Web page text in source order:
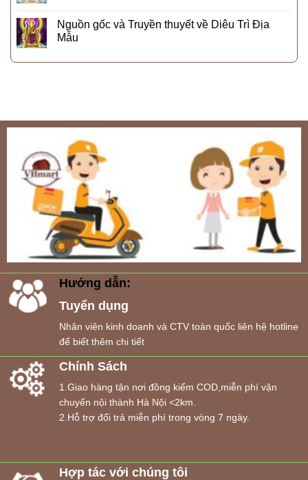
Nguồn gốc và Truyền thuyết về Diêu Trì Địa
Mẫu
Hướng dẫn:
Tuyển dụng
Nhân viên kinh doanh và CTV toàn quốc liên hệ hotline
để biết thêm chi tiết
Chính Sách
1.Giao hàng tận nơi đồng kiểm COD,miễn phí vận
chuyển nội thành Hà Nội <2km.
2.Hỗ trợ đổi trả miễn phí trong vòng 7 ngày.
Hợp tác với chúng tôi